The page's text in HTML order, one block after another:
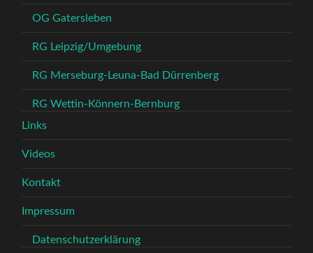
OG Gatersleben
RG Leipzig/Umgebung
RG Merseburg-Leuna-Bad Dürrenberg
RG Wettin-Könnern-Bernburg
Links
Videos
Kontakt
Impressum
Datenschutzerklärung